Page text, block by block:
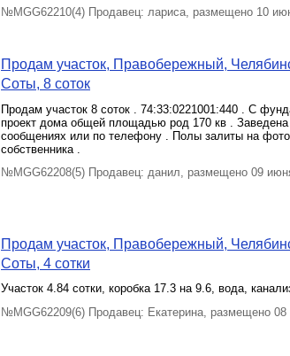
№MGG62210(4) Продавец: лариса, размещено 10
Продам участок, Правобережный,
Соты, 8 соток
Продам участок 8 соток . 74:33:0221001:440 . С
проект дома общей площадью род 170 кв .
сообщениях или по телефону . Полы залиты на
собственника .
№MGG62208(5) Продавец: данил, размещено 09
Продам участок, Правобережный,
Соты, 4 сотки
Участок 4.84 сотки, коробка 17.3 на 9.6, вода,
№MGG62209(6) Продавец: Екатерина, размещено 08